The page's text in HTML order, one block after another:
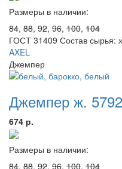
Размеры в наличии:
84, 88, 92, 96, 100, 104
ГОСТ 31409 Состав сырья:
AXEL
Джемпер
Джемпер ж. 5792
674 р.
Размеры в наличии:
84, 88, 92, 96, 100, 104